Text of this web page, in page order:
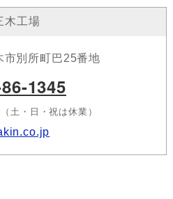
木工場
別所町巴25番地
1345
土・日・祝は休業）